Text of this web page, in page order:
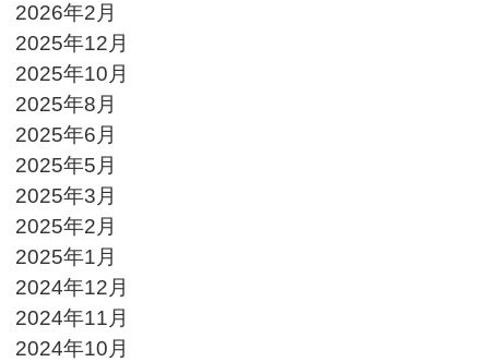
2026年2月
2025年12月
2025年10月
2025年8月
2025年6月
2025年5月
2025年3月
2025年2月
2025年1月
2024年12月
2024年11月
2024年10月